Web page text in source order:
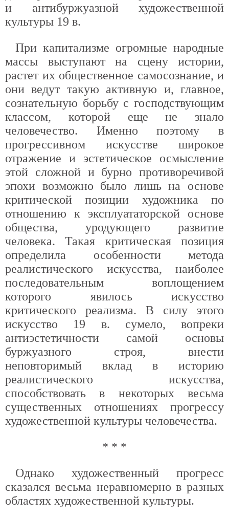
и антибуржуазной художественной
культуры 19 в.
При капитализме огромные народные
массы выступают на сцену истории,
растет их общественное самосознание, и
они ведут такую активную и, главное,
сознательную борьбу с господствующим
классом, которой еще не знало
человечество. Именно поэтому в
прогрессивном искусстве широкое
отражение и эстетическое осмысление
этой сложной и бурно противоречивой
эпохи возможно было лишь на основе
критической позиции художника по
отношению к эксплуататорской основе
общества, уродующего развитие
человека. Такая критическая позиция
определила особенности метода
реалистического искусства, наиболее
последовательным воплощением
которого явилось искусство
критического реализма. В силу этого
искусство 19 в. сумело, вопреки
антиэстетичности самой основы
буржуазного строя, внести
неповторимый вклад в историю
реалистического искусства,
способствовать в некоторых весьма
существенных отношениях прогрессу
художественной культуры человечества.
* * *
Однако художественный прогресс
сказался весьма неравномерно в разных
областях художественной культуры.